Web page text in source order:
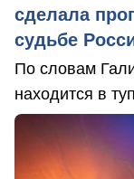
сделала
судьбе
По словам
находится в